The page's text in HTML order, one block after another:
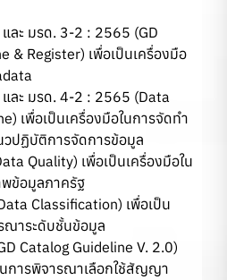
ละ มรด. 3-2 : 2565 (GD
& Register) เพื่อเป็นเครื่องมือ
ละ มรด. 4-2 : 2565 (Data
เพื่อเป็นเครื่องมือในการจัดทำ
วปฏิบัติการจัดการข้อมูล
Quality) เพื่อเป็นเครื่องมือใน
ข้อมูลภาครัฐ
Classification) เพื่อเป็น
ณาระดับชั้นข้อมูล
Catalog Guideline V. 2.0)
นการพิจารณาเลือกใช้สัญญา